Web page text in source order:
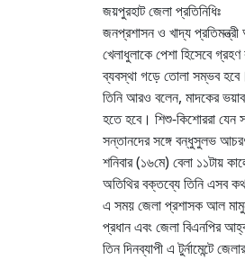
জয়পুরহাট জেলা প্রতিনিধিঃ
জনপ্রশাসন ও খাদ্য
খেলাধুলাকে পেশা হিসেবে
ব্যবস্থা গড়ে তোলা সম্ভব হবে।
তিনি আরও বলেন, মাদকের
হতে হবে। শিশু-কিশোররা যেন
সন্তানদের সঙ্গে বন্ধুসুলভ
শনিবার (১৬মে) বেলা ১১টায়
অতিথির বক্তব্যে তিনি এসব
এ সময় জেলা প্রশাসক আল
প্রধান এবং জেলা বিএনপির
তিন দিনব্যাপী এ টুর্নামেন্টে